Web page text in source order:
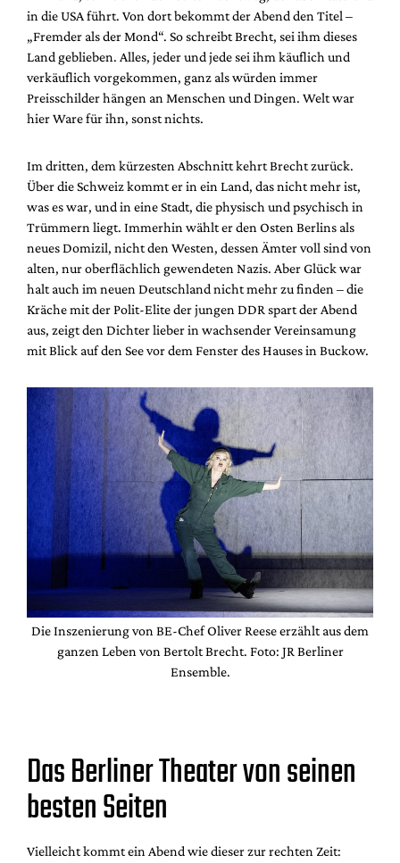
in die USA führt. Von dort bekommt der Abend den Titel –
„Fremder als der Mond“. So schreibt Brecht, sei ihm dieses
Land geblieben. Alles, jeder und jede sei ihm käuflich und
verkäuflich vorgekommen, ganz als würden immer
Preisschilder hängen an Menschen und Dingen. Welt war
hier Ware für ihn, sonst nichts.
Im dritten, dem kürzesten Abschnitt kehrt Brecht zurück.
Über die Schweiz kommt er in ein Land, das nicht mehr ist,
was es war, und in eine Stadt, die physisch und psychisch in
Trümmern liegt. Immerhin wählt er den Osten Berlins als
neues Domizil, nicht den Westen, dessen Ämter voll sind von
alten, nur oberflächlich gewendeten Nazis. Aber Glück war
halt auch im neuen Deutschland nicht mehr zu finden – die
Kräche mit der Polit-Elite der jungen DDR spart der Abend
aus, zeigt den Dichter lieber in wachsender Vereinsamung
mit Blick auf den See vor dem Fenster des Hauses in Buckow.
Die Inszenierung von BE-Chef Oliver Reese erzählt aus dem
ganzen Leben von Bertolt Brecht. Foto: JR Berliner
Ensemble.
Das Berliner Theater von seinen
besten Seiten
Vielleicht kommt ein Abend wie dieser zur rechten Zeit: